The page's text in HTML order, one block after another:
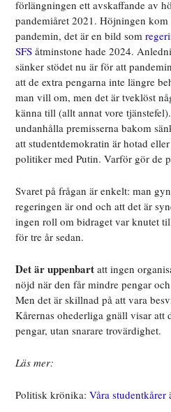
förlängningen ett avskaffande av
pandemiåret 2021. Höjningen
pandemin, det är en bild som
SFS åtminstone hade 2024.
sänker stödet nu är för att
att de extra pengarna inte längre
man vill om, men det är tveklöst
känna till (allt annat vore
undanhålla premisserna bakom
att studentdemokratin är hotad
politiker med Putin. Varför gör de
Svaret på frågan är enkelt: man
regeringen är ond och att det är
ingen roll om bidraget var knutet
för tre år sedan.
Det är uppenbart att ingen
nöjd när den får mindre pengar
Men det är skillnad på att vara
Kårernas ohederliga gnäll visar att
pengar, utan snarare trovärdighet.
Läs mer:
Politisk krönika:Våra studentkårer